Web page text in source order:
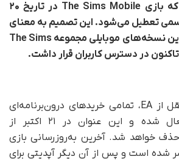
شرکت EA اعلام کرد که بازی The Sims Mobile در تاریخ ۲۰
به‌طور رسمی تعطیل می‌شود. این تصمیم به معنای
پایان یکی از محبوب‌ترین نسخه‌های موبایلی مجموعه The Sims
به‌گزارش تکناک به نقل از EA، تمامی خریدهای درون‌برنامه‌ای
بازی از امروز غیرفعال شده و این عنوان در ۲۱ اکتبر از
حذف خواهد شد. آخرین به‌روزرسانی بازی
شده است و پس از آن دیگر آپدیتی برای